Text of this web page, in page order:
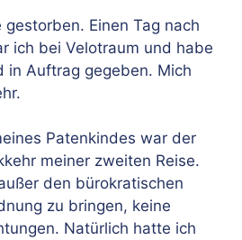
gestorben. Einen Tag nach
ich bei Velotraum und habe
in Auftrag gegeben. Mich
Patenkindes war der
meiner zweiten Reise.
den bürokratischen
zu bringen, keine
Natürlich hatte ich